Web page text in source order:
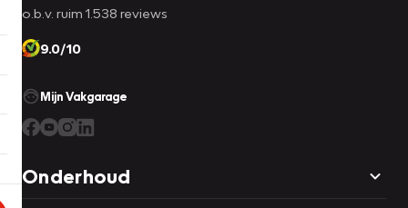
o.b.v. ruim 1.538 reviews
9.0/10
Mijn Vakgarage
Onderhoud